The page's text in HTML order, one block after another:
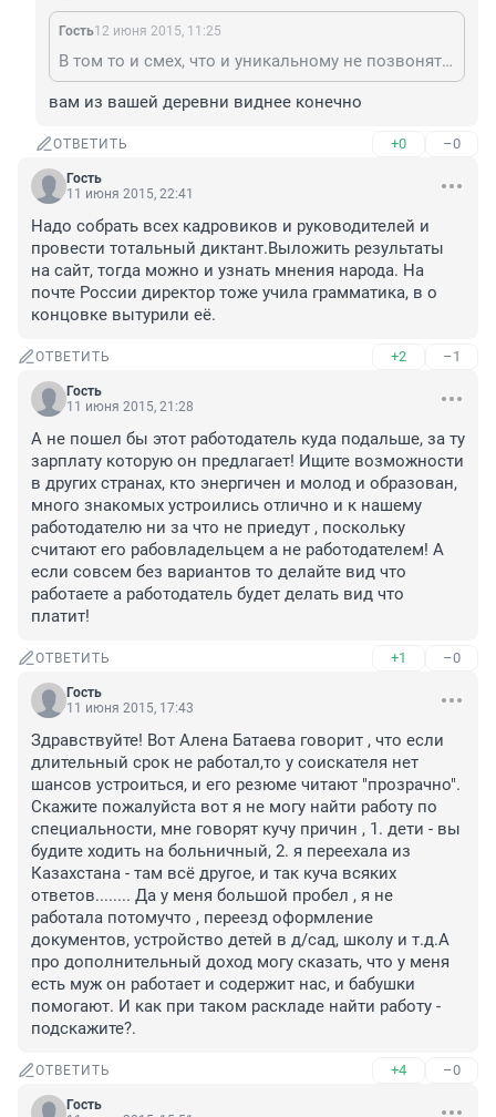
Гость12 июня 2015, 11:25
В том то и смех, что и уникальному не позвонят, из-за некомпетентности айчара, потому как некомпетентный эйчар это первая ступень между работодателем и сотрудником, почему зачастую уже стали появляться специализированные кадровые агентства, работающие под конкретную специфику экономики
вам из вашей деревни виднее конечно
ОТВЕТИТЬ +0 –0
Гость
11 июня 2015, 22:41
Надо собрать всех кадровиков и руководителей и
провести тотальный диктант.Выложить результаты
на сайт, тогда можно и узнать мнения народа. На
почте России директор тоже учила грамматика, в о
концовке вытурили её.
ОТВЕТИТЬ +2 –1
Гость
11 июня 2015, 21:28
А не пошел бы этот работодатель куда подальше, за ту
зарплату которую он предлагает! Ищите возможности
в других странах, кто энергичен и молод и образован,
много знакомых устроились отлично и к нашему
работодателю ни за что не приедут , поскольку
считают его рабовладельцем а не работодателем! А
если совсем без вариантов то делайте вид что
работаете а работодатель будет делать вид что
платит!
ОТВЕТИТЬ +1 –0
Гость
11 июня 2015, 17:43
Здравствуйте! Вот Алена Батаева говорит , что если
длительный срок не работал,то у соискателя нет
шансов устроиться, и его резюме читают "прозрачно".
Скажите пожалуйста вот я не могу найти работу по
специальности, мне говорят кучу причин , 1. дети - вы
будите ходить на больничный, 2. я переехала из
Казахстана - там всё другое, и так куча всяких
ответов........ Да у меня большой пробел , я не
работала потомучто , переезд оформление
документов, устройство детей в д/сад, школу и т.д.А
про дополнительный доход могу сказать, что у меня
есть муж он работает и содержит нас, и бабушки
помогают. И как при таком раскладе найти работу -
подскажите?.
ОТВЕТИТЬ +4 –0
Гость